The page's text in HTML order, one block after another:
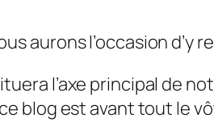
aurons l’occasion d’y
l’axe principal de
blog est avant tout le